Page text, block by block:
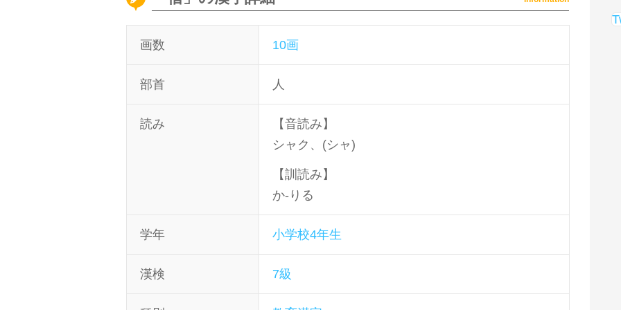
画数 10画
部首 人
読み
【音読み】
シャク、(シャ)
【訓読み】
か-りる
学年 小学校4年生
漢検 7級